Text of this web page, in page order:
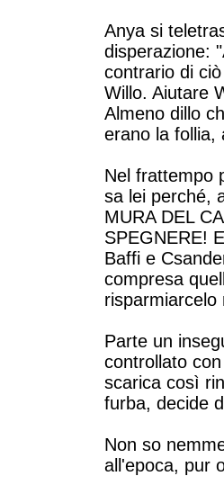
Anya si
disperazione:
contrario di
Willo. Aiutare
Almeno dillo
erano la follia,
Nel frattempo
sa lei perché,
MURA DEL
SPEGNERE!
Baffi e
compresa
risparmiarcelo
Parte un
controllato
scarica così
furba, decide
Non so
all'epoca, pur